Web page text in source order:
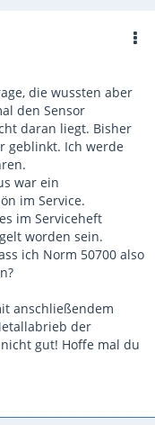
die wussten aber
den Sensor
daran liegt. Bisher
geblinkt. Ich werde
war ein
im Service.
im Serviceheft
worden sein.
ich Norm 50700 also
anschließendem
der
gut! Hoffe mal du